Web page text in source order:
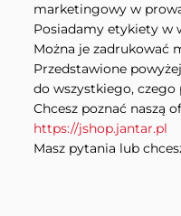
marketingowy w
Posiadamy etykiety w
Można je zadrukować
Przedstawione
do wszystkiego, czego
Chcesz poznać naszą
https://jshop.jantar.pl
Masz pytania lub